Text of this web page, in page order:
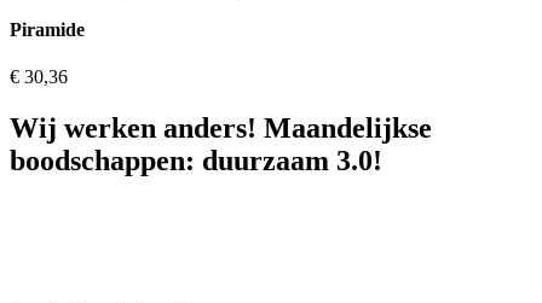
Piramide
€ 30,36
Wij werken anders! Maandelijkse
boodschappen: duurzaam 3.0!